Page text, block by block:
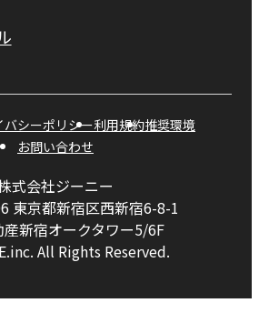
バシーポリシー利用規約推奨環境
お問い合わせ
式会社ジーニー
東京都新宿区西新宿6-8-1
新宿オークタワー5/6F
All Rights Reserved.